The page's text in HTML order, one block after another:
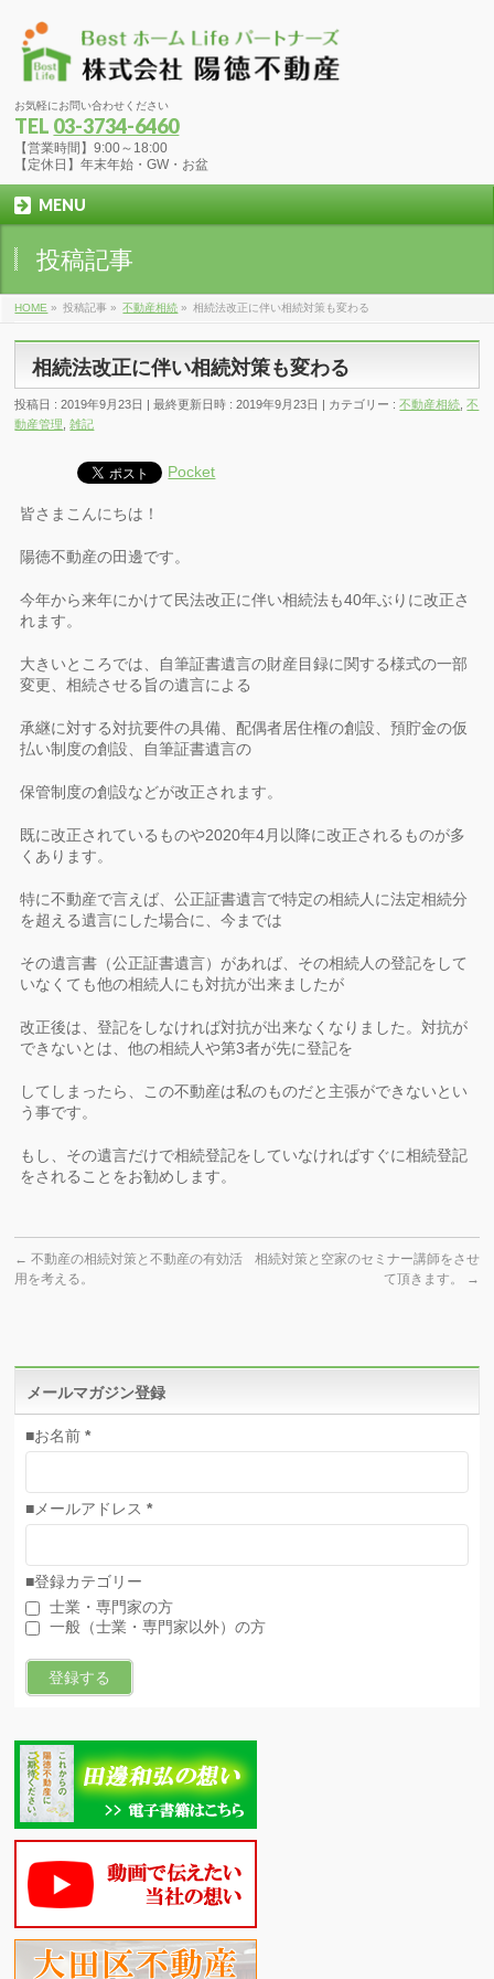
お気軽にお問い合わせください
TEL 03-3734-6460
【営業時間】9:00～18:00
【定休日】年末年始・GW・お盆
MENU
投稿記事
HOME » 投稿記事 » 不動産相続 » 相続法改正に伴い相続対策も変わる
相続法改正に伴い相続対策も変わる
投稿日 : 2019年9月23日 最終更新日時 : 2019年9月23日 カテゴリー :不動産相続 ,不
動産管理 ,雑記
Pocket
皆さまこんにちは！
陽徳不動産の田邊です。
今年から来年にかけて民法改正に伴い相続法も40年ぶりに改正さ
れます。
大きいところでは、自筆証書遺言の財産目録に関する様式の一部
変更、相続させる旨の遺言による
承継に対する対抗要件の具備、配偶者居住権の創設、預貯金の仮
払い制度の創設、自筆証書遺言の
保管制度の創設などが改正されます。
既に改正されているものや2020年4月以降に改正されるものが多
くあります。
特に不動産で言えば、公正証書遺言で特定の相続人に法定相続分
を超える遺言にした場合に、今までは
その遺言書（公正証書遺言）があれば、その相続人の登記をして
いなくても他の相続人にも対抗が出来ましたが
改正後は、登記をしなければ対抗が出来なくなりました。対抗が
できないとは、他の相続人や第3者が先に登記を
してしまったら、この不動産は私のものだと主張ができないとい
う事です。
もし、その遺言だけで相続登記をしていなければすぐに相続登記
をされることをお勧めします。
← 不動産の相続対策と不動産の有効活
用を考える。
相続対策と空家のセミナー講師をさせ
て頂きます。
→
メールマガジン登録
■お名前*
■メールアドレス*
■登録カテゴリー
士業・専門家の方
一般（士業・専門家以外）の方